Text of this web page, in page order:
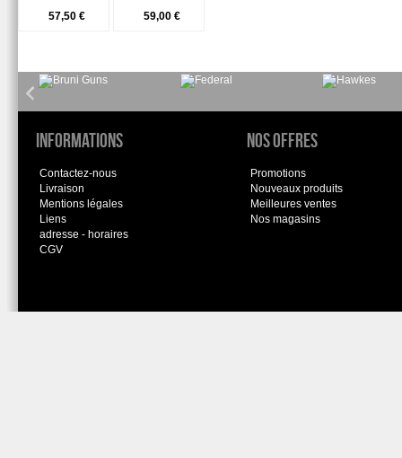
57,50 € 59,00 €
Informations
Contactez-nous
Livraison
Mentions légales
Liens
adresse - horaires
CGV
Nos offres
Promotions
Nouveaux produits
Meilleures ventes
Nos magasins